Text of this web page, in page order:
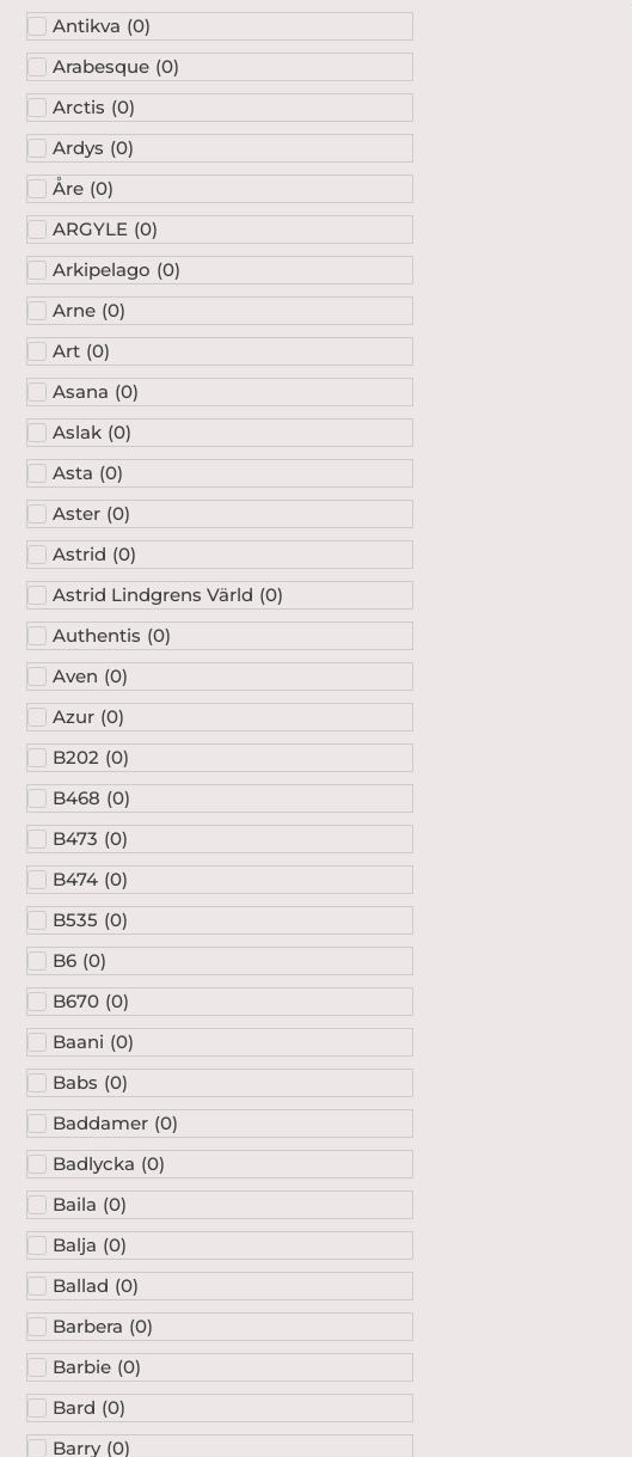
Antikva (0)
Arabesque (0)
Arctis (0)
Ardys (0)
Åre (0)
ARGYLE (0)
Arkipelago (0)
Arne (0)
Art (0)
Asana (0)
Aslak (0)
Asta (0)
Aster (0)
Astrid (0)
Astrid Lindgrens Värld (0)
Authentis (0)
Aven (0)
Azur (0)
B202 (0)
B468 (0)
B473 (0)
B474 (0)
B535 (0)
B6 (0)
B670 (0)
Baani (0)
Babs (0)
Baddamer (0)
Badlycka (0)
Baila (0)
Balja (0)
Ballad (0)
Barbera (0)
Barbie (0)
Bard (0)
Barry (0)